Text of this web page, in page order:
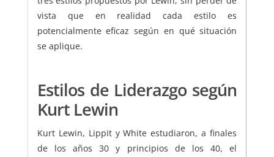
vista que en realidad cada estilo es
potencialmente eficaz según en qué situación
se aplique.
Estilos de Liderazgo según
Kurt Lewin
Kurt Lewin, Lippit y White estudiaron, a finales
de los años 30 y principios de los 40, el